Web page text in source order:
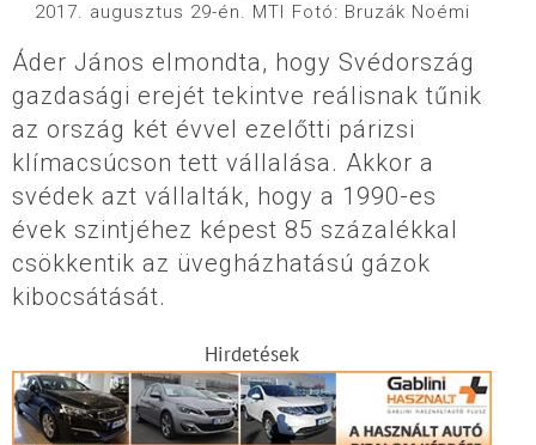
2017. augusztus 29-én. MTI Fotó: Bruzák Noémi
Áder János elmondta, hogy Svédország
gazdasági erejét tekintve reálisnak tűnik
az ország két évvel ezelőtti párizsi
klímacsúcson tett vállalása. Akkor a
svédek azt vállalták, hogy a 1990-es
évek szintjéhez képest 85 százalékkal
csökkentik az üvegházhatású gázok
kibocsátását.
Hirdetések